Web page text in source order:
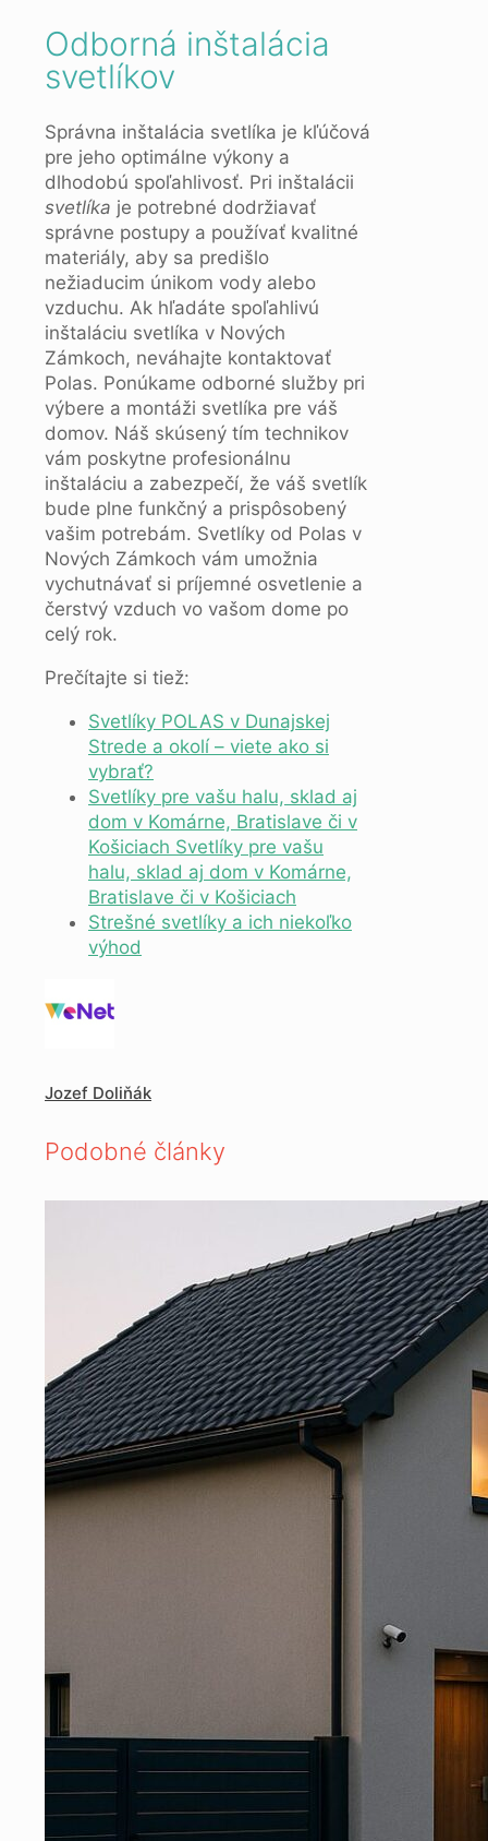
Odborná inštalácia
svetlíkov
Správna inštalácia svetlíka je kľúčová
pre jeho optimálne výkony a
dlhodobú spoľahlivosť. Pri inštalácii
svetlíka je potrebné dodržiavať
správne postupy a používať kvalitné
materiály, aby sa predišlo
nežiaducim únikom vody alebo
vzduchu. Ak hľadáte spoľahlivú
inštaláciu svetlíka v Nových
Zámkoch, neváhajte kontaktovať
Polas. Ponúkame odborné služby pri
výbere a montáži svetlíka pre váš
domov. Náš skúsený tím technikov
vám poskytne profesionálnu
inštaláciu a zabezpečí, že váš svetlík
bude plne funkčný a prispôsobený
vašim potrebám. Svetlíky od Polas v
Nových Zámkoch vám umožnia
vychutnávať si príjemné osvetlenie a
čerstvý vzduch vo vašom dome po
celý rok.
Prečítajte si tiež:
Svetlíky POLAS v Dunajskej
Strede a okolí – viete ako si
vybrať?
Svetlíky pre vašu halu, sklad aj
dom v Komárne, Bratislave či v
Košiciach Svetlíky pre vašu
halu, sklad aj dom v Komárne,
Bratislave či v Košiciach
Strešné svetlíky a ich niekoľko
výhod
Jozef Doliňák
Podobné články